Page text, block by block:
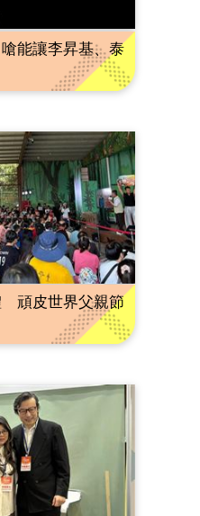
能讓李昇基、泰
頑皮世界父親節